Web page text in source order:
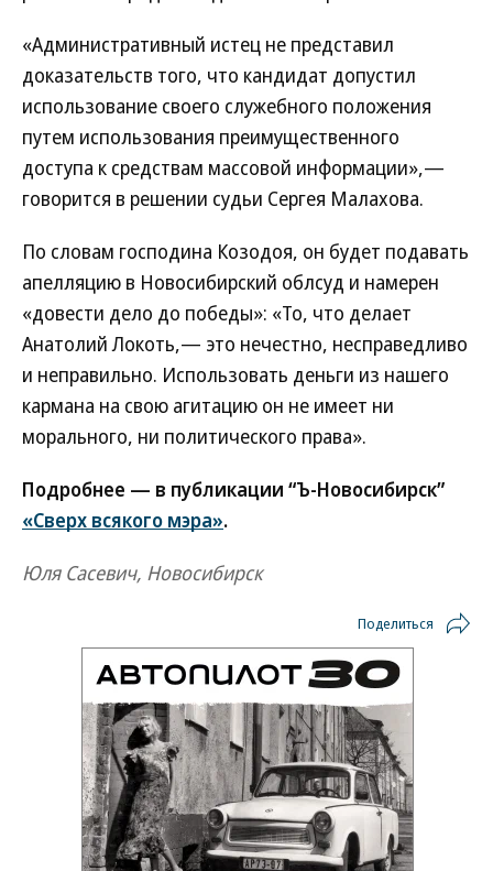
«Административный истец не представил
доказательств того, что кандидат допустил
использование своего служебного положения
путем использования преимущественного
доступа к средствам массовой информации»,—
говорится в решении судьи Сергея Малахова.
По словам господина Козодоя, он будет подавать
апелляцию в Новосибирский облсуд и намерен
«довести дело до победы»: «То, что делает
Анатолий Локоть,— это нечестно, несправедливо
и неправильно. Использовать деньги из нашего
кармана на свою агитацию он не имеет ни
морального, ни политического права».
Подробнее — в публикации “Ъ-Новосибирск”
«Сверх всякого мэра».
Юля Сасевич, Новосибирск
Поделиться